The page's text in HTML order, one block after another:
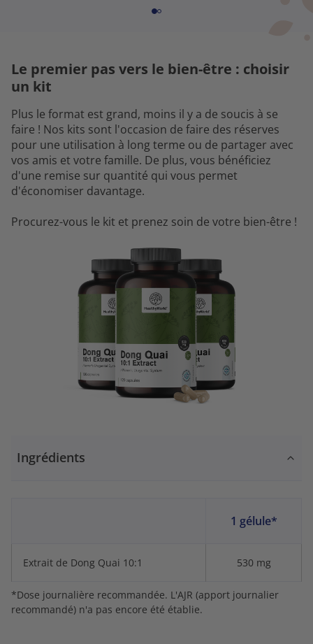
Le premier pas vers le bien-être : choisir
un kit
Plus le format est grand, moins il y a de soucis à se
faire ! Nos kits sont l'occasion de faire des réserves
pour une utilisation à long terme ou de partager avec
vos amis et votre famille. De plus, vous bénéficiez
d'une remise sur quantité qui vous permet
d'économiser davantage.
Procurez-vous le kit et prenez soin de votre bien-être !
Ingrédients
1 gélule*
Extrait de Dong Quai 10:1 530 mg
*Dose journalière recommandée. L'AJR (apport journalier
recommandé) n'a pas encore été établie.